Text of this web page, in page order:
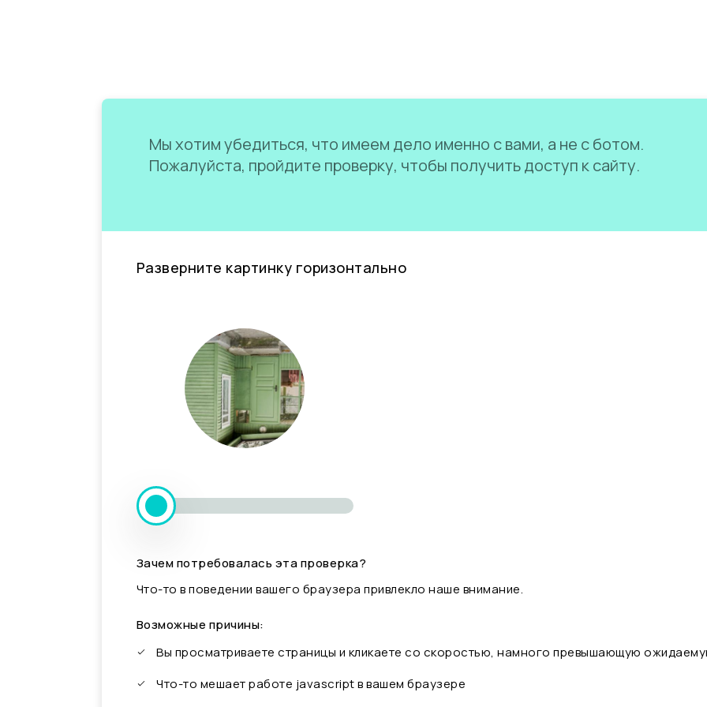
Мы хотим убедиться, что имеем дело именно с вами, а не с ботом.
Пожалуйста, пройдите проверку, чтобы получить доступ к сайту.
Разверните картинку горизонтально
Зачем потребовалась эта проверка?
Что-то в поведении вашего браузера привлекло наше внимание.
Возможные причины:
Вы просматриваете страницы и кликаете со скоростью, намного превышающую
Что-то мешает работе javascript в вашем браузере